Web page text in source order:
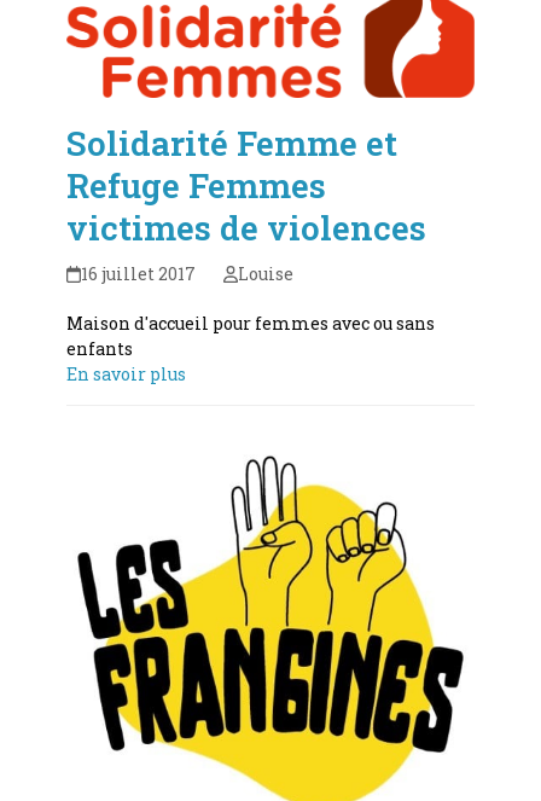
Solidarité Femme et
Refuge Femmes
victimes de violences
16 juillet 2017 Louise
Maison d'accueil pour femmes avec ou sans
enfants
En savoir plus